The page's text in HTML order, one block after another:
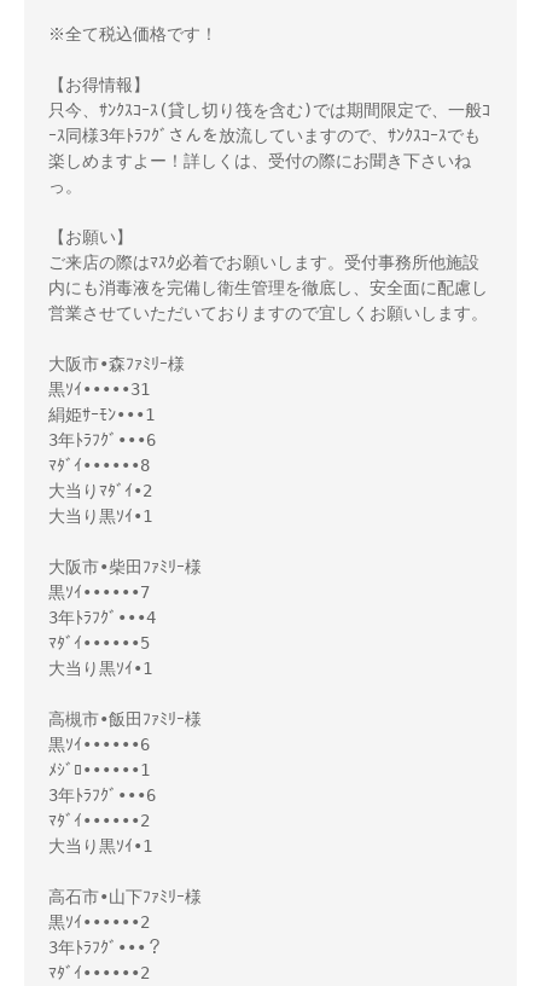
※全て税込価格です！
【お得情報】
只今、ｻﾝｸｽｺｰｽ(貸し切り筏を含む)では期間限定で、一般ｺ
ｰｽ同様3年ﾄﾗﾌｸﾞさんを放流していますので、ｻﾝｸｽｺｰｽでも
楽しめますよー！詳しくは、受付の際にお聞き下さいね
っ。
【お願い】
ご来店の際はﾏｽｸ必着でお願いします。受付事務所他施設
内にも消毒液を完備し衛生管理を徹底し、安全面に配慮し
営業させていただいておりますので宜しくお願いします。
大阪市•森ﾌｧﾐﾘｰ様
黒ｿｲ•••••31
絹姫ｻｰﾓﾝ•••1
3年ﾄﾗﾌｸﾞ•••6
ﾏﾀﾞｲ••••••8
大当りﾏﾀﾞｲ•2
大当り黒ｿｲ•1
大阪市•柴田ﾌｧﾐﾘｰ様
黒ｿｲ••••••7
3年ﾄﾗﾌｸﾞ•••4
ﾏﾀﾞｲ••••••5
大当り黒ｿｲ•1
高槻市•飯田ﾌｧﾐﾘｰ様
黒ｿｲ••••••6
ﾒｼﾞﾛ••••••1
3年ﾄﾗﾌｸﾞ•••6
ﾏﾀﾞｲ••••••2
大当り黒ｿｲ•1
高石市•山下ﾌｧﾐﾘｰ様
黒ｿｲ••••••2
3年ﾄﾗﾌｸﾞ•••？
ﾏﾀﾞｲ••••••2